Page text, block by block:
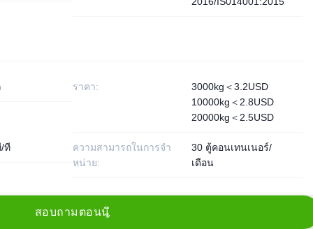
ราคา:
3000kg＜3.2USD
10000kg＜2.8USD
20000kg＜2.5USD
/ที
ความสามารถในการจํา
หน่าย:
30 ตู้คอนเทนเนอร์/
เดือน
สอบถาม ตอนน